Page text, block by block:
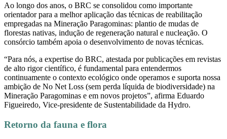
Ao longo dos anos, o BRC se consolidou como importante
orientador para a melhor aplicação das técnicas de reabilitação
empregadas na Mineração Paragominas: plantio de mudas de
florestas nativas, indução de regeneração natural e nucleação. O
consórcio também apoia o desenvolvimento de novas técnicas.
“Para nós, a expertise do BRC, atestada por publicações em revistas
de alto rigor científico, é fundamental para entendermos
continuamente o contexto ecológico onde operamos e suporta nossa
ambição de No Net Loss (sem perda líquida de biodiversidade) na
Mineração Paragominas e em novos projetos”, afirma Eduardo
Figueiredo, Vice-presidente de Sustentabilidade da Hydro.
Retorno da fauna e flora